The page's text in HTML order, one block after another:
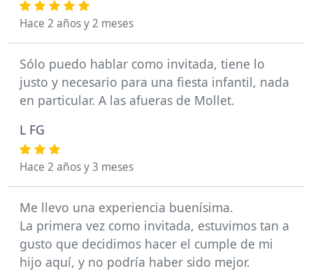
Hace 2 años y 2 meses
Sólo puedo hablar como invitada, tiene lo
justo y necesario para una fiesta infantil, nada
en particular. A las afueras de Mollet.
L FG
Hace 2 años y 3 meses
Me llevo una experiencia buenísima.
La primera vez como invitada, estuvimos tan a
gusto que decidimos hacer el cumple de mi
hijo aquí, y no podría haber sido mejor.